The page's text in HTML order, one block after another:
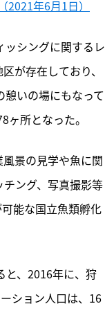
年6月1日）
シングに関するレ
が存在しており、
いの場にもなって
所となった。
景の見学や魚に関
ング、写真撮影等
能な国立魚類孵化
、2016年に、狩
ション人口は、16